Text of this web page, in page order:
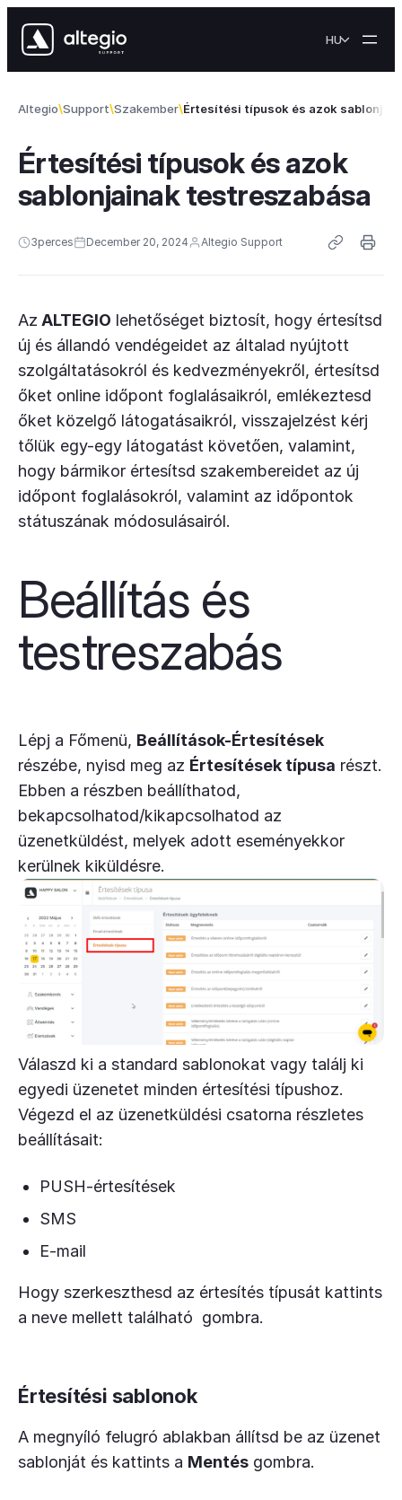
HU
Altegio Support Szakember Értesítési típusok és azok
Értesítési típusok és azok
sablonjainak testreszabása
3perces December 20, 2024 Altegio Support
Az ALTEGIO lehetőséget biztosít, hogy értesítsd
új és állandó vendégeidet az általad nyújtott
szolgáltatásokról és kedvezményekről, értesítsd
őket online időpont foglalásaikról, emlékeztesd
őket közelgő látogatásaikról, visszajelzést kérj
tőlük egy-egy látogatást követően, valamint,
hogy bármikor értesítsd szakembereidet az új
időpont foglalásokról, valamint az időpontok
státuszának módosulásairól.
Beállítás és
testreszabás
Lépj a Főmenü, Beállítások-Értesítések
részébe, nyisd meg az Értesítések típusa részt.
Ebben a részben beállíthatod,
bekapcsolhatod/kikapcsolhatod az
üzenetküldést, melyek adott eseményekkor
kerülnek kiküldésre.
Válaszd ki a standard sablonokat vagy találj ki
egyedi üzenetet minden értesítési típushoz.
Végezd el az üzenetküldési csatorna részletes
beállításait:
PUSH-értesítések
SMS
E-mail
Hogy szerkeszthesd az értesítés típusát kattints
a neve mellett található gombra.
Értesítési sablonok
A megnyíló felugró ablakban állítsd be az üzenet
sablonját és kattints a Mentés gombra.